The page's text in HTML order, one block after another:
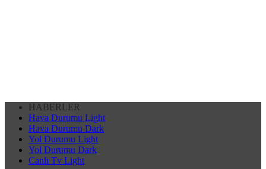
HABERLER
Hava Durumu Light
Hava Durumu Dark
Yol Durumu Light
Yol Durumu Dark
Canlı Tv Light